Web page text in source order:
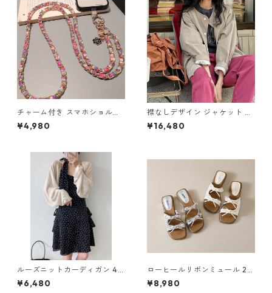
チャーム付き スマホショルダ
ーストラップ 5col H 260122
¥4,980
襟なしデザイン ジャケット M
2col 250377
¥16,480
ルーズニットカーディガン 4c
ol Y 260115
¥6,480
ローヒールリボンミュール 2c
ol H 260118
¥8,980